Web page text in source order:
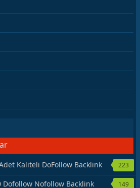
Kaliteli DoFollow Backlink
223
Dofollow Nofollow Backlink 149